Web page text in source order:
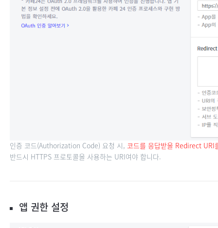
인증 코드(Authorization Code) 요청 시, 코드를 응답받을 Redirect URI
반드시 HTTPS 프로토콜을 사용하는 URI여야 합니다.
앱 권한 설정